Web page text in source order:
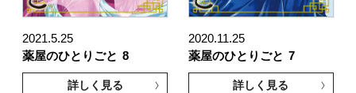
2021.5.25
薬屋のひとりごと 8
詳しく見る
2020.11.25
薬屋のひとりごと 7
詳しく見る